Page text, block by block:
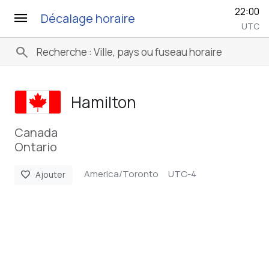
menu Décalage horaire 22:00
UTC
search
Hamilton
Canada
Ontario
favorite Ajouter America/Toronto UTC-4